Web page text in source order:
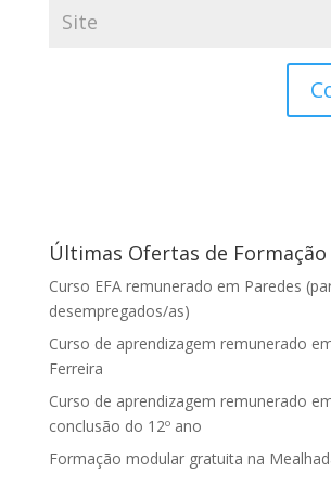
Últimas Ofertas de Formação
Curso EFA remunerado em Paredes
desempregados/as)
Curso de aprendizagem remunerado
Ferreira
Curso de aprendizagem remunerado
conclusão do 12º ano
Formação modular gratuita na